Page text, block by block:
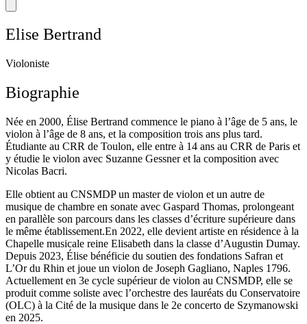
Elise Bertrand
Violoniste
Biographie
Née en 2000, Élise Bertrand commence le piano à l’âge de 5 ans, le
violon à l’âge de 8 ans, et la composition trois ans plus tard.
Étudiante au CRR de Toulon, elle entre à 14 ans au CRR de Paris et
y étudie le violon avec Suzanne Gessner et la composition avec
Nicolas Bacri.
Elle obtient au CNSMDP un master de violon et un autre de
musique de chambre en sonate avec Gaspard Thomas, prolongeant
en parallèle son parcours dans les classes d’écriture supérieure dans
le même établissement.En 2022, elle devient artiste en résidence à la
Chapelle musicale reine Elisabeth dans la classe d’Augustin Dumay.
Depuis 2023, Élise bénéficie du soutien des fondations Safran et
L’Or du Rhin et joue un violon de Joseph Gagliano, Naples 1796.
Actuellement en 3e cycle supérieur de violon au CNSMDP, elle se
produit comme soliste avec l’orchestre des lauréats du Conservatoire
(OLC) à la Cité de la musique dans le 2e concerto de Szymanowski
en 2025.